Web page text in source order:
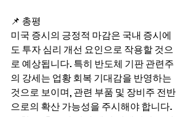
📌 총평
미국 증시의 긍정적 마감은 국내 증시에
도 투자 심리 개선 요인으로 작용할 것으
로 예상됩니다. 특히 반도체 기판 관련주
의 강세는 업황 회복 기대감을 반영하는
것으로 보이며, 관련 부품 및 장비주 전반
으로의 확산 가능성을 주시해야 합니다.